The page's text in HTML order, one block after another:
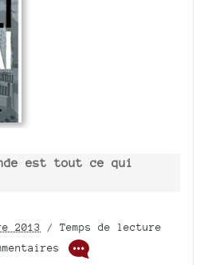
est tout ce qui
2013 / Temps de lecture